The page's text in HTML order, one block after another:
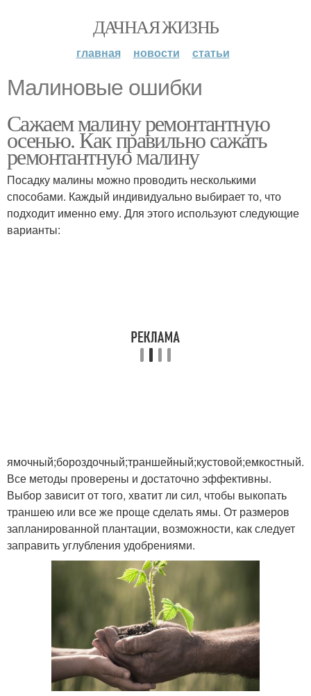
ДАЧНАЯ ЖИЗНЬ
главная новости статьи
Малиновые ошибки
Сажаем малину ремонтантную
осенью. Как правильно сажать
ремонтантную малину
Посадку малины можно проводить несколькими
способами. Каждый индивидуально выбирает то, что
подходит именно ему. Для этого используют следующие
варианты:
ямочный;бороздочный;траншейный;кустовой;емкостный.
Все методы проверены и достаточно эффективны.
Выбор зависит от того, хватит ли сил, чтобы выкопать
траншею или все же проще сделать ямы. От размеров
запланированной плантации, возможности, как следует
заправить углубления удобрениями.